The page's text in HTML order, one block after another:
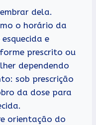
dela.
o horário da
e
prescrito ou
dependendo
sob prescrição
da dose para
orientação do